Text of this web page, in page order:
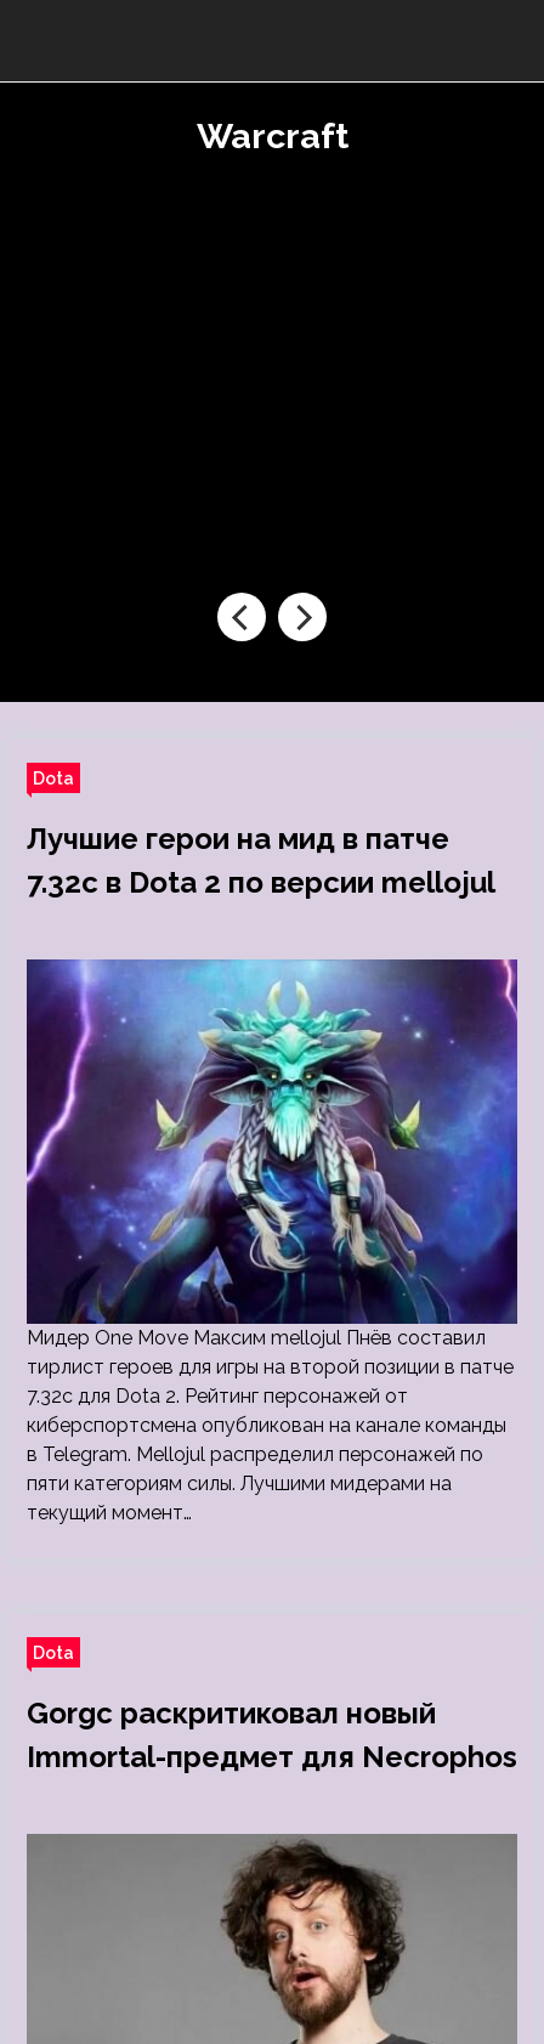
Warcraft
Dota
Лучшие герои на мид в патче
7.32c в Dota 2 по версии mellojul
Мидер One Move Максим mellojul Пнёв составил
тирлист героев для игры на второй позиции в патче
7.32c для Dota 2. Рейтинг персонажей от
киберспортсмена опубликован на канале команды
в Telegram. Mellojul распределил персонажей по
пяти категориям силы. Лучшими мидерами на
текущий момент…
Dota
Gorgc раскритиковал новый
Immortal-предмет для Necrophos